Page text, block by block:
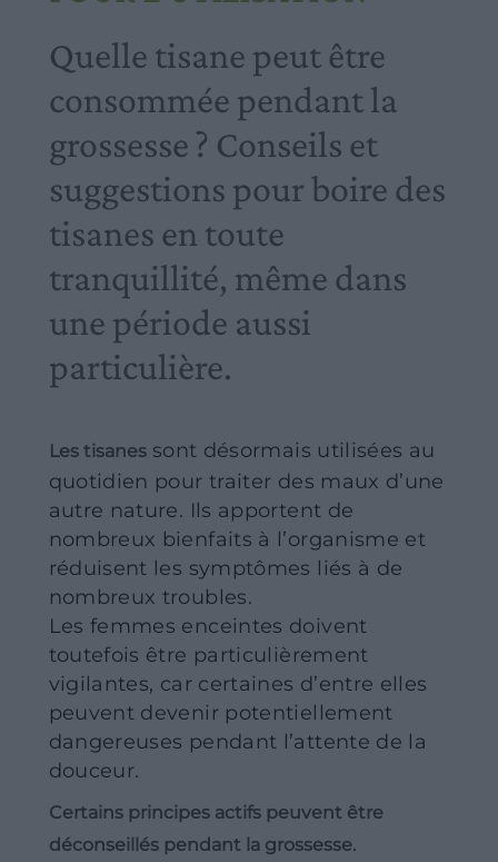
Quelle tisane peut être
consommée pendant la
grossesse ? Conseils et
suggestions pour boire des
tisanes en toute
tranquillité, même dans
une période aussi
particulière.
Les tisanessont désormais utilisées au
quotidien pour traiter des maux d’une
autre nature. Ils apportent de
nombreux bienfaits à l’organisme et
réduisent les symptômes liés à de
nombreux troubles.
Les femmes enceintes doivent
toutefois être particulièrement
vigilantes, car certaines d’entre elles
peuvent devenir potentiellement
dangereuses pendant l’attente de la
douceur.
Certains principes actifs peuvent être
déconseillés pendant la grossesse.